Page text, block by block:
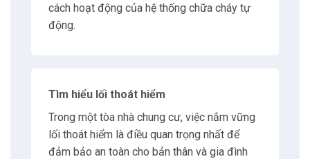
Di chuyển đến lối thoát hiểm
5.2 Cúi người khi di chuyển
5.3 Không sử dụng thang máy
cách hoạt động của hệ thống chữa cháy tự
động.
Tìm hiểu lối thoát hiểm
Trong một tòa nhà chung cư, việc nắm vững
lối thoát hiểm là điều quan trọng nhất để
đảm bảo an toàn cho bản thân và gia đình